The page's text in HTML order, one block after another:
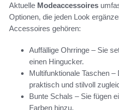
Aktuelle Modeaccessoires
Optionen, die jeden Look
Accessoires gehören:
Auffällige Ohrringe – Sie
einen Hingucker.
Multifunktionale Taschen
praktisch und stilvoll
Bunte Schals – Sie fügen
Farben hinzu.